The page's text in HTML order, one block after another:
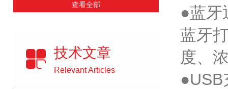
查看全部
技术文章
Relevant Articles
●蓝牙
蓝牙
度、
●USB